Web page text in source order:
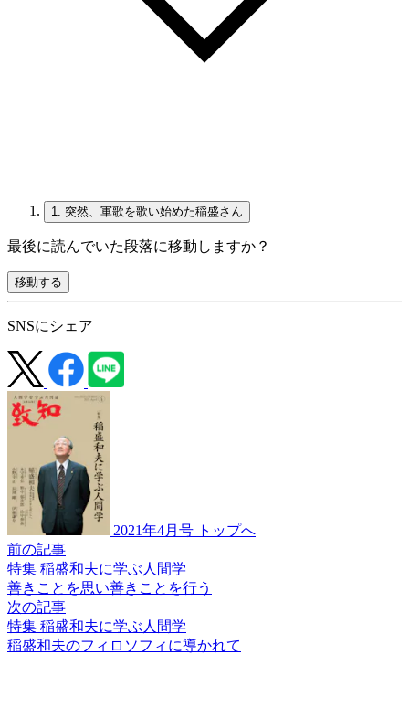
1. 突然、軍歌を歌い始めた稲盛さん
最後に読んでいた段落に移動しますか？
移動する
SNSにシェア
2021年4月号 トップへ
前の記事
特集 稲盛和夫に学ぶ人間学
善きことを思い善きことを行う
次の記事
特集 稲盛和夫に学ぶ人間学
稲盛和夫のフィロソフィに導かれて